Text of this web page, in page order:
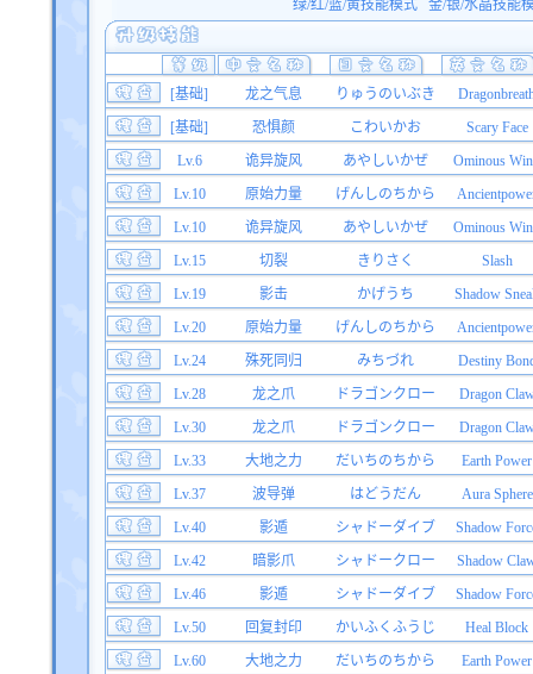
绿/红/蓝/黄技能模式 金/银/水晶技能
[基础] 龙之气息 りゅうのいぶき
[基础]
恐惧颜 こわいかお
Scary Face
Lv.6
诡异旋风 あやしいかぜ
Ominous
Lv.10
原始力量 げんしのちから
Lv.10
诡异旋风 あやしいかぜ
Ominous
Lv.15
切裂 きりさく
Slash
Lv.19
影击 かげうち
Shadow
Lv.20
原始力量 げんしのちから
Lv.24
殊死同归 みちづれ
Destiny
Lv.28
龙之爪 ドラゴンクロー
Dragon
Lv.30
龙之爪 ドラゴンクロー
Dragon
Lv.33
大地之力 だいちのちから
Earth Power
Lv.37
波导弹 はどうだん
Aura Sphere
Lv.40
影遁 シャドーダイブ
Shadow
Lv.42
暗影爪 シャドークロー
Shadow
Lv.46
影遁 シャドーダイブ
Shadow
Lv.50
回复封印 かいふくふうじ
Heal Block
Lv.60
大地之力 だいちのちから
Earth Power